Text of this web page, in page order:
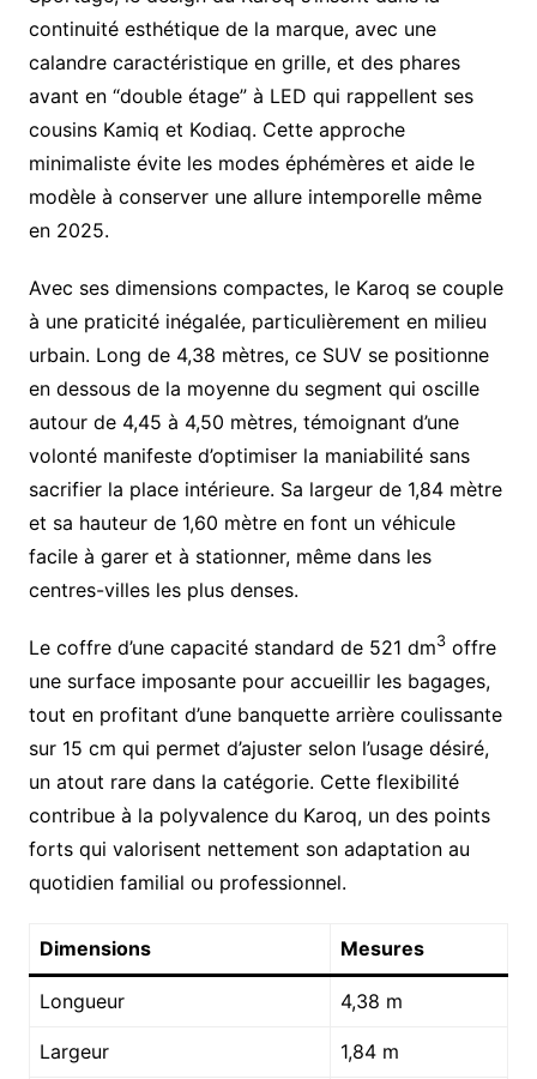
continuité esthétique de la marque, avec une
calandre caractéristique en grille, et des phares
avant en “double étage” à LED qui rappellent ses
cousins Kamiq et Kodiaq. Cette approche
minimaliste évite les modes éphémères et aide le
modèle à conserver une allure intemporelle même
en 2025.
Avec ses dimensions compactes, le Karoq se couple
à une praticité inégalée, particulièrement en milieu
urbain. Long de 4,38 mètres, ce SUV se positionne
en dessous de la moyenne du segment qui oscille
autour de 4,45 à 4,50 mètres, témoignant d’une
volonté manifeste d’optimiser la maniabilité sans
sacrifier la place intérieure. Sa largeur de 1,84 mètre
et sa hauteur de 1,60 mètre en font un véhicule
facile à garer et à stationner, même dans les
centres-villes les plus denses.
Le coffre d’une capacité standard de 521 dm3offre
une surface imposante pour accueillir les bagages,
tout en profitant d’une banquette arrière coulissante
sur 15 cm qui permet d’ajuster selon l’usage désiré,
un atout rare dans la catégorie. Cette flexibilité
contribue à la polyvalence du Karoq, un des points
forts qui valorisent nettement son adaptation au
quotidien familial ou professionnel.
Dimensions Mesures
Longueur 4,38 m
Largeur 1,84 m